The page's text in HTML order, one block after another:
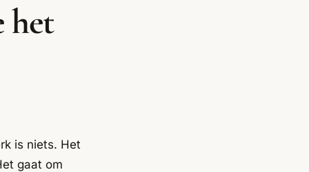
het
is niets. Het
gaat om